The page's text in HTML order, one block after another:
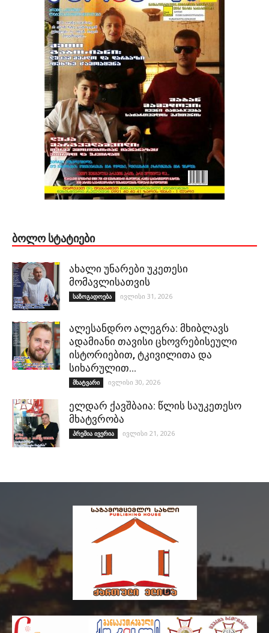
ᲑᲝᲚᲝ ᲡᲢᲐᲢᲘᲔᲑᲘ
ახალი უნარები უკეთესი
მომავლისათვის
საზოგადოება ივლისი 31, 2026
ალესანდრო ალეგრა: მხიბლავს
ადამიანი თავისი ცხოვრებისეული
ისტორიებით, ტკივილითა და
სიხარულით…
მხატვარი ივლისი 30, 2026
ელდარ ქავშბაია: წლის საუკეთესო
მხატვრობა
პრემია ივერია ივლისი 21, 2026